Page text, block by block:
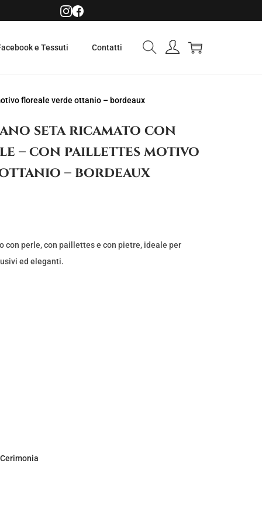
e Tessuti Contatti
floreale verde ottanio – bordeaux
seta ricamato con
– con paillettes motivo
– bordeaux
con perle, con paillettes e con pietre, ideale per
ed eleganti.